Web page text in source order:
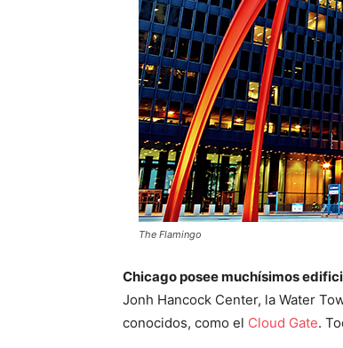
The Flamingo
Chicago posee muchísimos
Jonh Hancock Center, la Water
conocidos, como el Cloud Gate.